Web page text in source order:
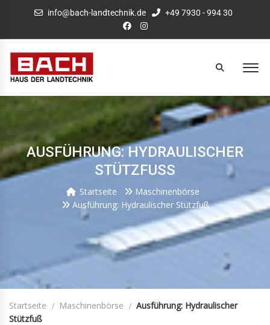
info@bach-landtechnik.de +49 7930 - 994 30
AUSFÜHRUNG: HYDRAULISCHER
STÜTZFUSS
Startseite
Maschinenbörse
Ausführung: Hydraulischer Stützfuß
Startseite Maschinenbörse
Ausführung: Hydraulischer
Stützfuß